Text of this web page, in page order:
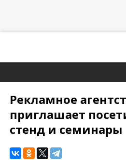
Рекламное
приглашает
стенд и семинары